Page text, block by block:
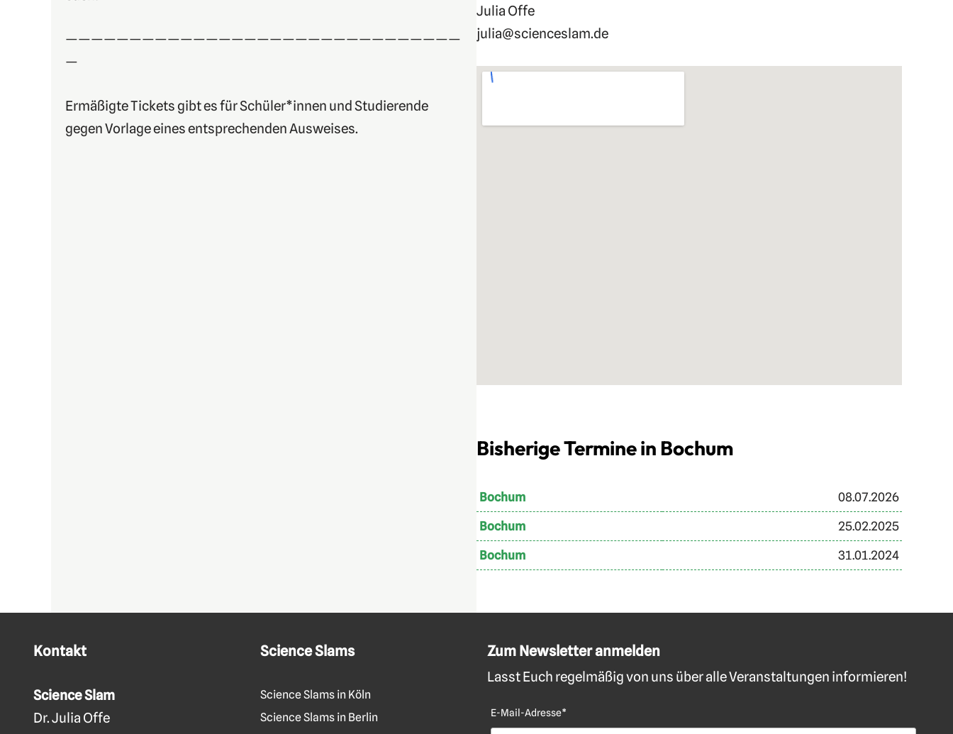
———————————————————————————————
—
Ermäßigte Tickets gibt es für Schüler*innen und Studierende
gegen Vorlage eines entsprechenden Ausweises.
Julia Offe
julia@scienceslam.de
Bisherige Termine in Bochum
Bochum 08.07.2026
Bochum 25.02.2025
Bochum 31.01.2024
Kontakt
Science Slam
Dr. Julia Offe
Science Slams
Science Slams in Köln
Science Slams in Berlin
Zum Newsletter anmelden
Lasst Euch regelmäßig von uns über alle Veranstaltungen informieren!
E-Mail-Adresse*